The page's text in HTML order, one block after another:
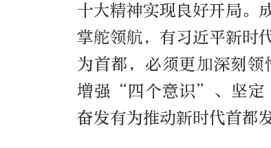
十大精神实现良好开局。
掌舵领航，有习近平新时
为首都，必须更加深刻
增强“四个意识”、坚
奋发有为推动新时代首都发